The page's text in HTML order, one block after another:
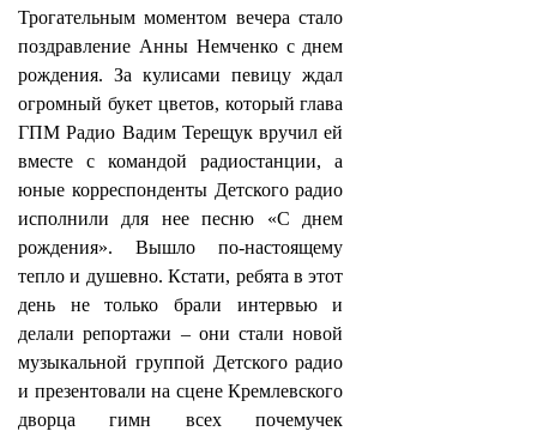
Трогательным моментом вечера стало
поздравление Анны Немченко с днем
рождения. За кулисами певицу ждал
огромный букет цветов, который глава
ГПМ Радио Вадим Терещук вручил ей
вместе с командой радиостанции, а
юные корреспонденты Детского радио
исполнили для нее песню «С днем
рождения». Вышло по-настоящему
тепло и душевно. Кстати, ребята в этот
день не только брали интервью и
делали репортажи – они стали новой
музыкальной группой Детского радио
и презентовали на сцене Кремлевского
дворца гимн всех почемучек